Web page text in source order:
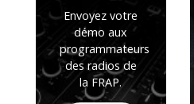
Envoyez votre
démo aux
programmateurs
des radios de
la FRAP.